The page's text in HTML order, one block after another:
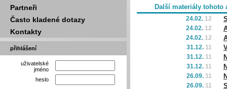
Partneři
Často kladené dotazy
Kontakty
přihlášení
uživatelské
jméno
heslo
Další materiály tohoto
24.02. 12
24.02. 12
24.02. 12
31.12. 11
31.12. 11
31.12. 11
26.09. 11
26.09. 11